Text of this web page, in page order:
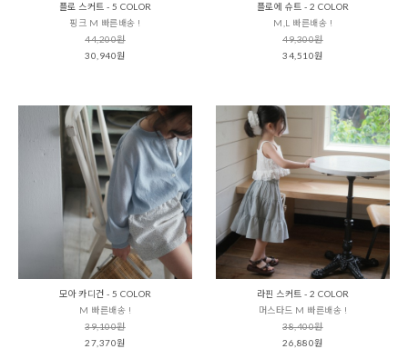
플로 스커트 - 5 COLOR
핑크 M 빠른배송 !
44,200원
30,940원
플로에 슈트 - 2 COLOR
M,L 빠른배송 !
49,300원
34,510원
모아 카디건 - 5 COLOR
M 빠른배송 !
39,100원
27,370원
라핀 스커트 - 2 COLOR
머스타드 M 빠른배송 !
38,400원
26,880원